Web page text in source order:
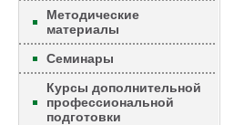
Методические
материалы
Семинары
Курсы дополнительной
профессиональной
подготовки